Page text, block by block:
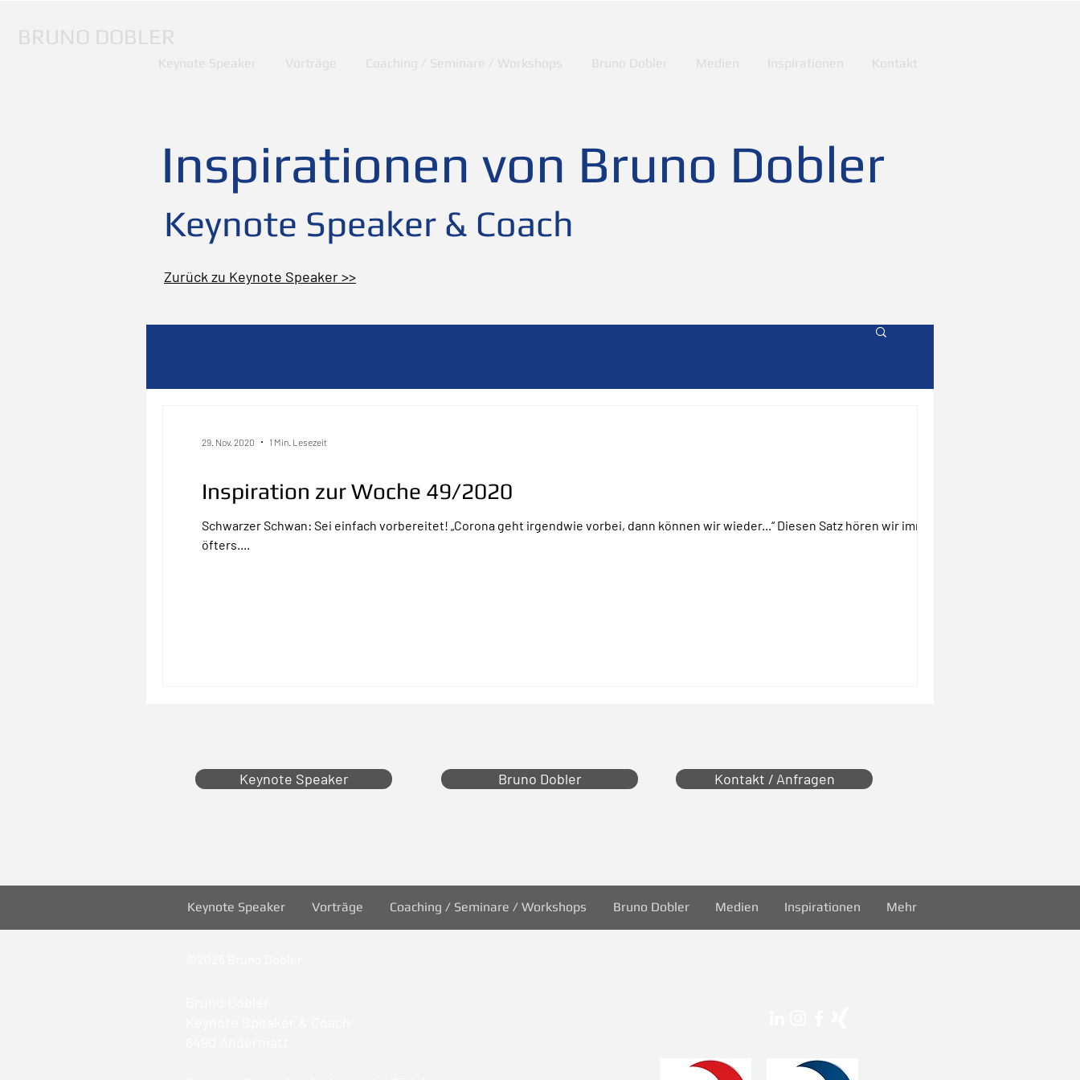
BRUNO DOBLER
Keynote Speaker Vorträge Coaching / Seminare / Workshops Bruno Dobler Medien Inspirationen Kontakt
Inspirationen von Bruno Dobler
Keynote Speaker & Coach
Zurück zu Keynote Speaker >>
Inspiration zur Woche 49/2020
Schwarzer Schwan: Sei einfach vorbereitet! „Corona geht irgendwie vorbei, dann können wir wieder...“ Diesen Satz hören wir immer
öfters....
29. Nov. 2020 1 Min. Lesezeit
Keynote Speaker Bruno Dobler Kontakt / Anfragen
Keynote Speaker Vorträge Coaching / Seminare / Workshops Bruno Dobler Medien Inspirationen Mehr